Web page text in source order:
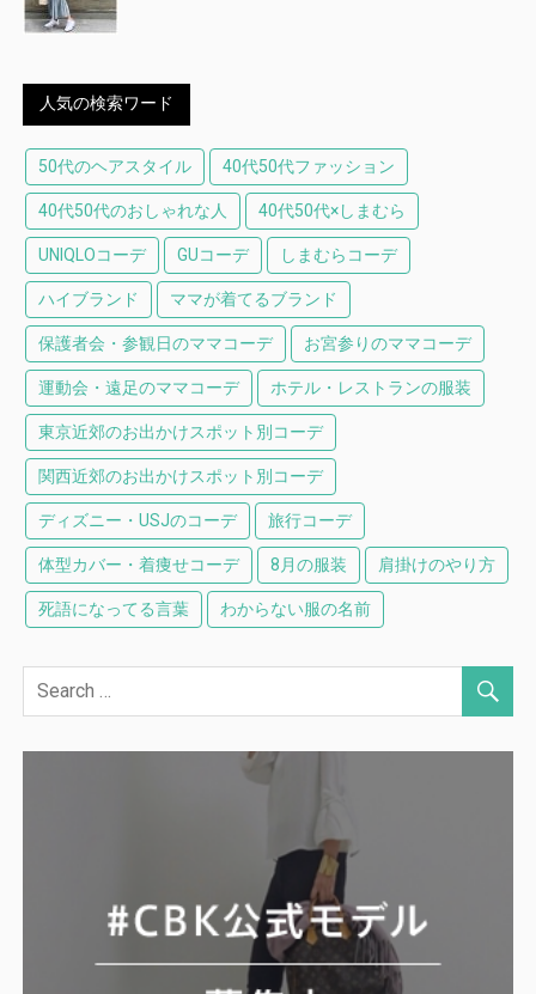
人気の検索ワード
50代のヘアスタイル 40代50代ファッション
40代50代のおしゃれな人 40代50代×しまむら
UNIQLOコーデ GUコーデ しまむらコーデ
ハイブランド ママが着てるブランド
保護者会・参観日のママコーデ お宮参りのママコーデ
運動会・遠足のママコーデ ホテル・レストランの服装
東京近郊のお出かけスポット別コーデ
関西近郊のお出かけスポット別コーデ
ディズニー・USJのコーデ 旅行コーデ
体型カバー・着痩せコーデ 8月の服装 肩掛けのやり方
死語になってる言葉 わからない服の名前